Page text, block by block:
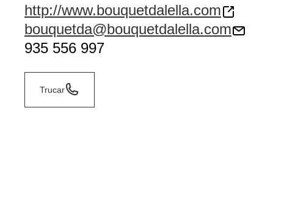
http://www.bouquetdalella.com
bouquetda@bouquetdalella.com
935 556 997
Trucar